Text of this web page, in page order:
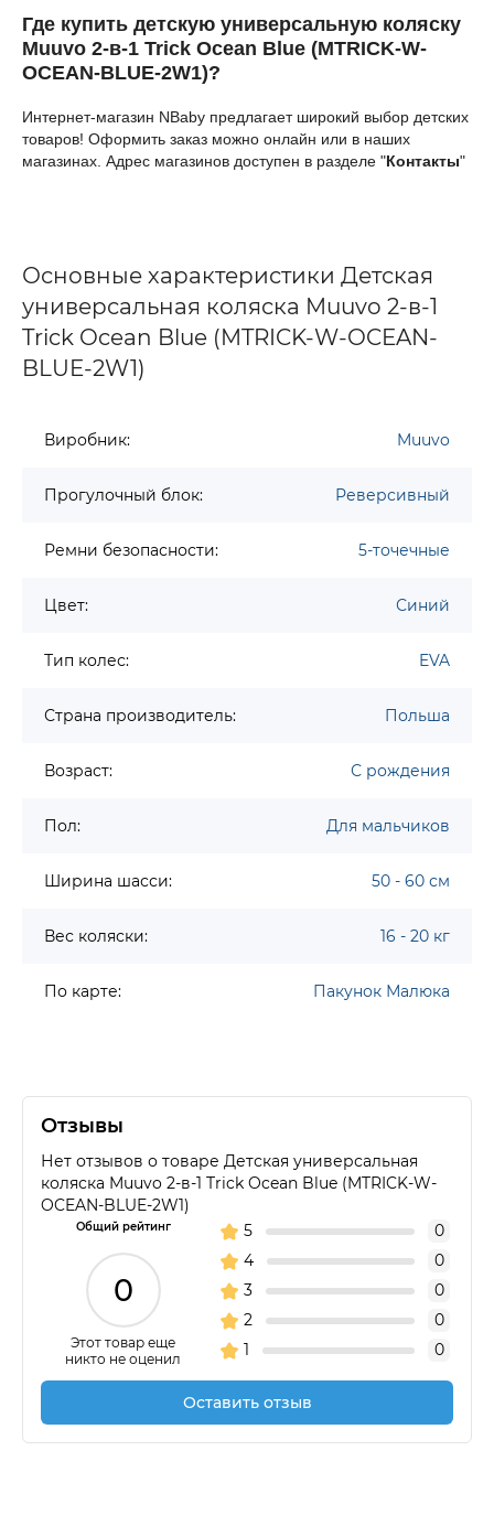
Где купить детскую универсальную коляску
Muuvo 2-в-1 Trick Ocean Blue (MTRICK-W-
OCEAN-BLUE-2W1)?
Интернет-магазин NBaby предлагает широкий выбор детских
товаров! Оформить заказ можно онлайн или в наших
магазинах. Адрес магазинов доступен в разделе "Контакты"
Основные характеристики Детская
универсальная коляска Muuvo 2-в-1
Trick Ocean Blue (MTRICK-W-OCEAN-
BLUE-2W1)
Виробник: Muuvo
Прогулочный блок: Реверсивный
Ремни безопасности: 5-точечные
Цвет: Синий
Тип колес: EVA
Страна производитель: Польша
Возраст: С рождения
Пол: Для мальчиков
Ширина шасси: 50 - 60 см
Вес коляски: 16 - 20 кг
По карте: Пакунок Малюка
Отзывы
Нет отзывов о товаре Детская универсальная
коляска Muuvo 2-в-1 Trick Ocean Blue (MTRICK-W-
OCEAN-BLUE-2W1)
Общий рейтинг
0
Этот товар еще
никто не оценил
5
0
4
0
3
0
2
0
1
0
Оставить отзыв